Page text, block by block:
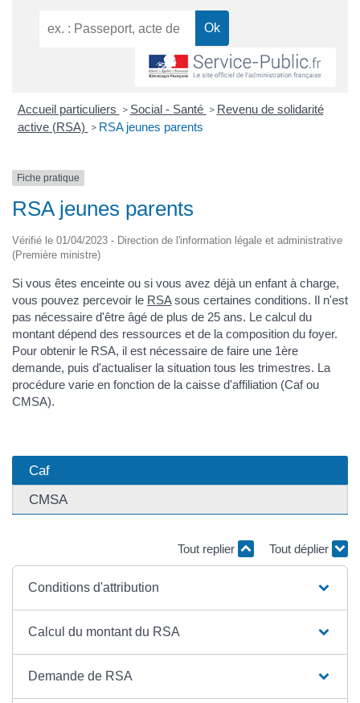
Accueil particuliers > Social - Santé > Revenu de solidarité
active (RSA) > RSA jeunes parents
Fiche pratique
RSA jeunes parents
Vérifié le 01/04/2023 - Direction de l'information légale et administrative
(Première ministre)
Si vous êtes enceinte ou si vous avez déjà un enfant à charge,
vous pouvez percevoir le RSAsous certaines conditions. Il n'est
pas nécessaire d'être âgé de plus de 25 ans. Le calcul du
montant dépend des ressources et de la composition du foyer.
Pour obtenir le RSA, il est nécessaire de faire une 1ère
demande, puis d'actualiser la situation tous les trimestres. La
procédure varie en fonction de la caisse d'affiliation (Caf ou
CMSA).
Caf
CMSA
Tout replier Tout déplier
Conditions d'attribution
Calcul du montant du RSA
Demande de RSA